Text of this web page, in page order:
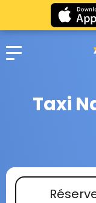
Taxi